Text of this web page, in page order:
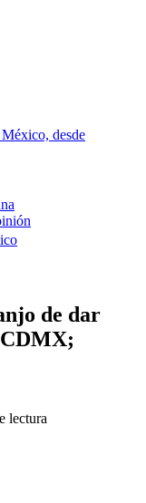
desde
de dar
lectura